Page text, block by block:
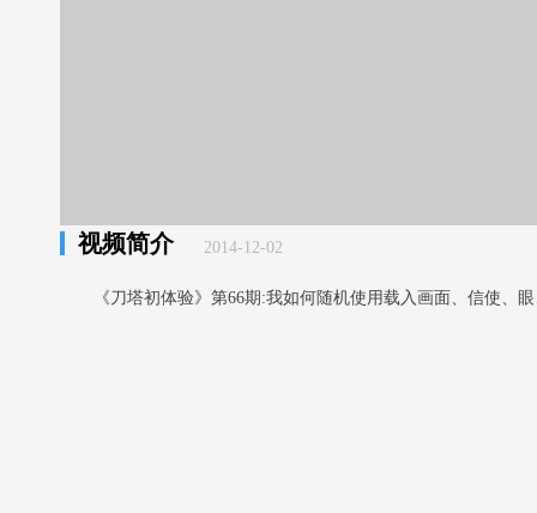
视频简介 2014-12-02
《刀塔初体验》第66期:我如何随机使用载入画面、信使、